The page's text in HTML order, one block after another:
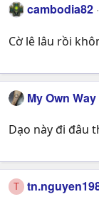
cambodia82
Cờ lê lâu rồi
My Own Way
Dạo này đi đâu
T